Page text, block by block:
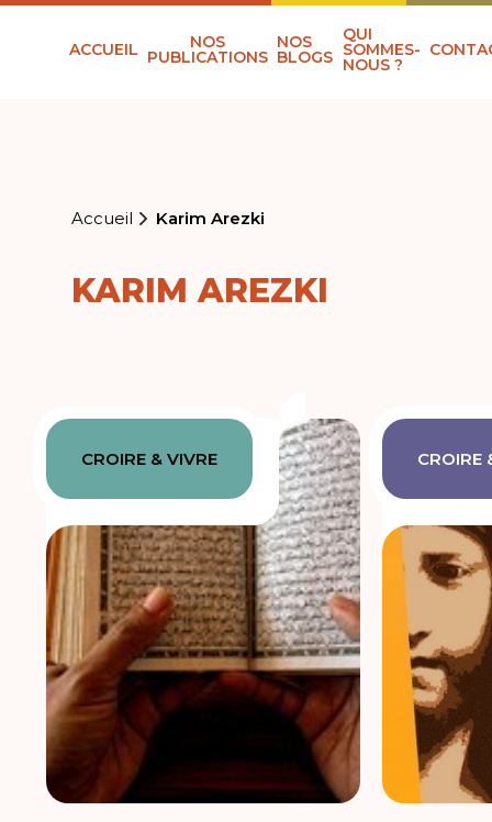
ACCUEIL NOS
PUBLICATIONS
NOS
BLOGS
QUI
SOMMES-
NOUS ?
Accueil Karim Arezki
KARIM AREZKI
CROIRE & VIVRE CROIRE